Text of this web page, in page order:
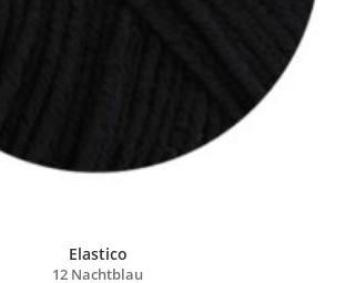
Elastico
12 Nachtblau